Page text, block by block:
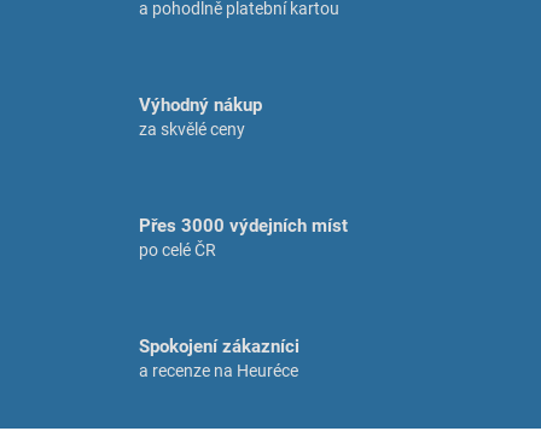
a pohodlně platební kartou
Výhodný nákup
za skvělé ceny
Přes 3000 výdejních míst
po celé ČR
Spokojení zákazníci
a recenze na Heuréce